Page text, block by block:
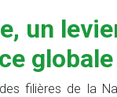
un
globale
filières de la